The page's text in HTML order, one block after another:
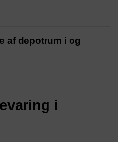
af depotrum i og
i